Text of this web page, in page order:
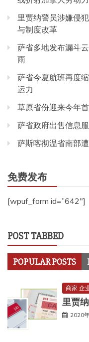
里贾纳警员涉嫌侵
与制度改革
萨省多地发布漏斗
雨
萨省今夏航班再度
运力
草原省份迎来今年
萨省政府出售信息
萨斯喀彻温省南部
免费发布
[wpuf_form id=”642″]
POST TABBED
POPULAR POSTS
商家 企
里贾
2020